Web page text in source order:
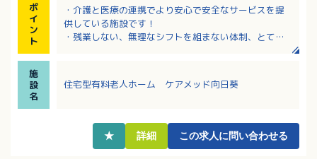
ポ
イ
ン
ト
・介護と医療の連携でより安心で安全なサービスを提
供している施設です！
・残業しない、無理なシフトを組まない体制、とても
す！
・20代～60代までの幅広い職員さんが活躍！
・資格取得制度のサポートが充実、就業しながら資格
取得を目指す職員さんが多数おられます！
施
設
名
住宅型有料老人ホーム ケアメッド向日葵
★ 詳細 この求人に問い合わせる